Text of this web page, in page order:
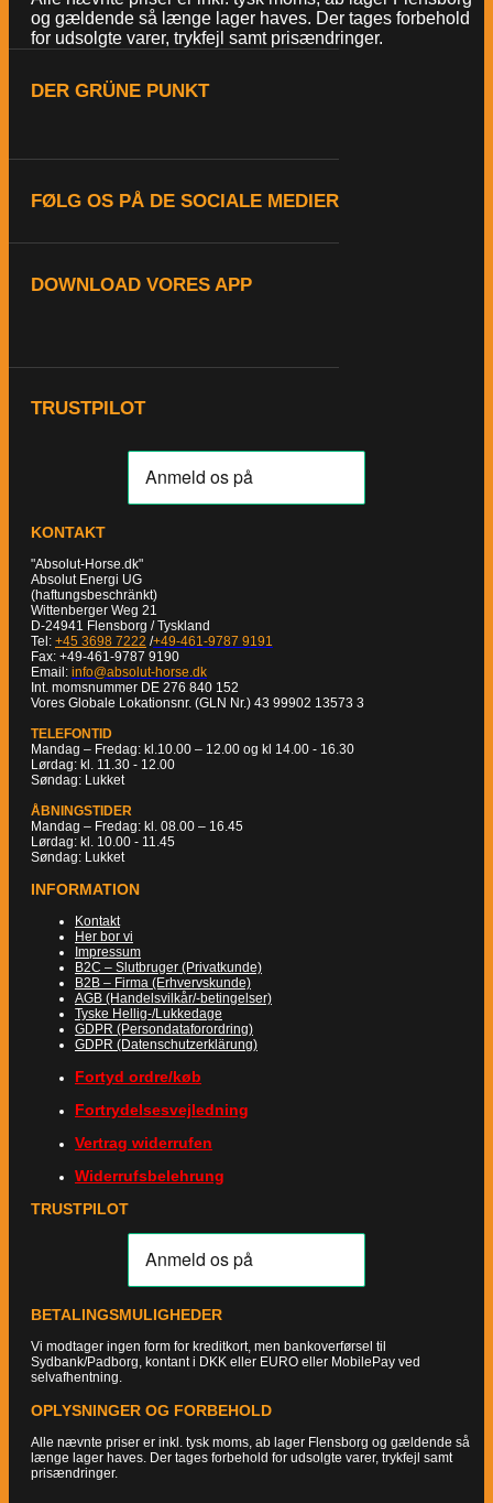
og gældende så længe lager haves. Der tages forbehold
for udsolgte varer, trykfejl samt prisændringer.
DER GRÜNE PUNKT
FØLG OS PÅ DE SOCIALE MEDIER
DOWNLOAD VORES APP
TRUSTPILOT
KONTAKT
"Absolut-Horse.dk"
Absolut Energi UG
(haftungsbeschränkt)
Wittenberger Weg 21
D-24941 Flensborg / Tyskland
Tel: +45 3698 7222 /+49-461-9787 9191
Fax: +49-461-9787 9190
Email: info@absolut-horse.dk
Int. momsnummer DE 276 840 152
Vores Globale Lokationsnr. (GLN Nr.) 43 99902 13573 3
TELEFONTID
Mandag – Fredag: kl.10.00 – 12.00 og kl 14.00 - 16.30
Lørdag: kl. 11.30 - 12.00
Søndag: Lukket
ÅBNINGSTIDER
Mandag – Fredag: kl. 08.00 – 16.45
Lørdag: kl. 10.00 - 11.45
Søndag: Lukket
INFORMATION
Kontakt
Her bor vi
Impressum
B2C – Slutbruger (Privatkunde)
B2B – Firma (Erhvervskunde)
AGB (Handelsvilkår/-betingelser)
Tyske Hellig-/Lukkedage
GDPR (Persondataforordring)
GDPR (Datenschutzerklärung)
Fortyd ordre/køb
Fortrydelsesvejledning
Vertrag widerrufen
Widerrufsbelehrung
TRUSTPILOT
BETALINGSMULIGHEDER
Vi modtager ingen form for kreditkort, men bankoverførsel til
Sydbank/Padborg, kontant i DKK eller EURO eller MobilePay ved
selvafhentning.
OPLYSNINGER OG FORBEHOLD
Alle nævnte priser er inkl. tysk moms, ab lager Flensborg og gældende så
længe lager haves. Der tages forbehold for udsolgte varer, trykfejl samt
prisændringer.